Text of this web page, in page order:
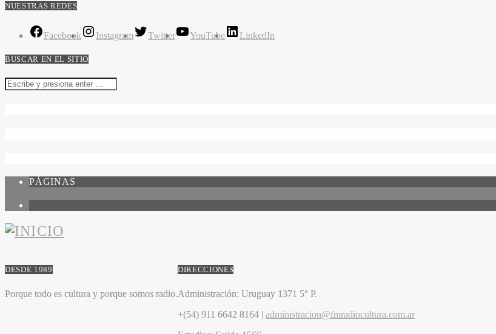
NUESTRAS REDES
Facebook Instagram Twitter YouTube LinkedIn
BUSCAR EN EL SITIO
PÁGINAS
DESDE 1989
Porque todo es cultura y porque somos radio.
DIRECCIONES
Administración: Uruguay 1371 5° P.
+(54) 911 6642 8164 | administracion@fmradiocultura.com.ar